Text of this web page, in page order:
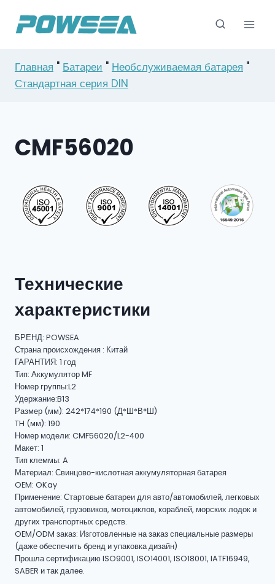
Главная " Батареи " Необслуживаемая батарея "
Стандартная серия DIN
CMF56020
Технические
характеристики
БРЕНД: POWSEA
Страна происхождения : Китай
ГАРАНТИЯ: 1 год
Тип: Аккумулятор MF
Номер группы:L2
Удержание:B13
Размер (мм): 242*174*190 (Д*Ш*В*Ш)
TH (мм): 190
Номер модели: CMF56020/L2-400
Макет: 1
Тип клеммы: A
Материал: Свинцово-кислотная аккумуляторная батарея
OEM: OKay
Применение: Стартовые батареи для авто/автомобилей, легковых
автомобилей, грузовиков, мотоциклов, кораблей, морских лодок и
других транспортных средств.
OEM/ODM заказ: Изготовленные на заказ специальные размеры
(даже обеспечить бренд и упаковка дизайн)
Прошла сертификацию ISO9001, ISO14001, ISO18001, IATF16949,
SABER и так далее.